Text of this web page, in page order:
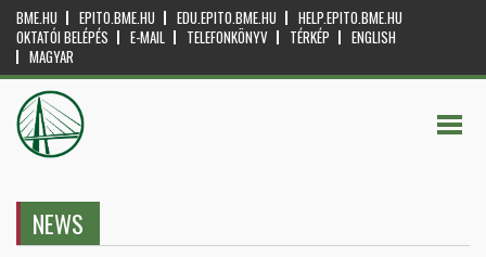
BME.HU EPITO.BME.HU EDU.EPITO.BME.HU
HELP.EPITO.BME.HU
OKTATÓI BELÉPÉS
E-MAIL TELEFONKÖNYV TÉRKÉP
ENGLISH
MAGYAR
NEWS